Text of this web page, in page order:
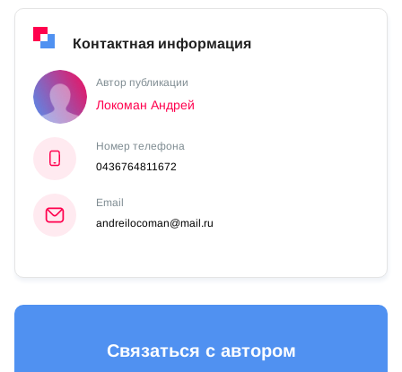
Контактная информация
Автор публикации
Локоман Андрей
Номер телефона
0436764811672
Email
andreilocoman@mail.ru
Связаться с автором